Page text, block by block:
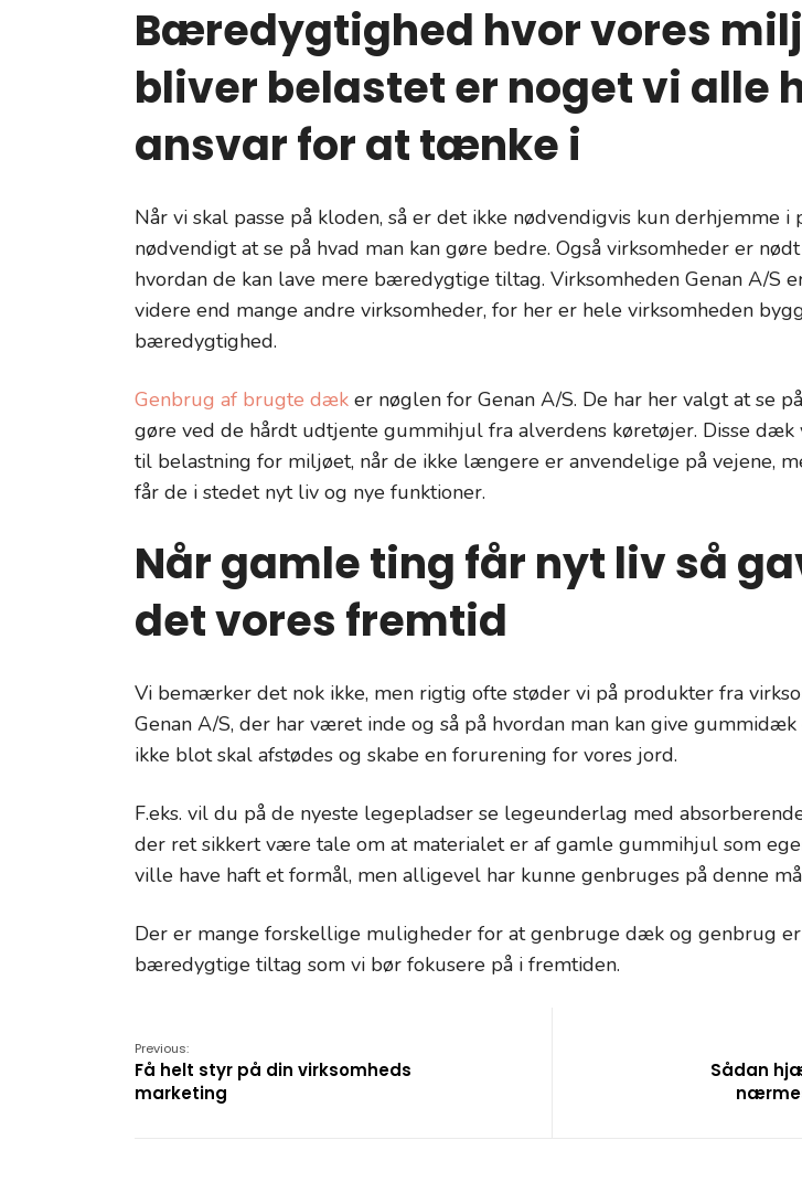
Bæredygtighed hvor vores
bliver belastet er noget vi alle
ansvar for at tænke i
Når vi skal passe på kloden, så er det ikke nødvendigvis kun derhjemme i
nødvendigt at se på hvad man kan gøre bedre. Også virksomheder er
hvordan de kan lave mere bæredygtige tiltag. Virksomheden Genan A/S
videre end mange andre virksomheder, for her er hele virksomheden
bæredygtighed.
Genbrug af brugte dæk er nøglen for Genan A/S. De har her valgt at se
gøre ved de hårdt udtjente gummihjul fra alverdens køretøjer. Disse
til belastning for miljøet, når de ikke længere er anvendelige på vejene,
får de i stedet nyt liv og nye funktioner.
Når gamle ting får nyt liv så
det vores fremtid
Vi bemærker det nok ikke, men rigtig ofte støder vi på produkter fra
Genan A/S, der har været inde og så på hvordan man kan give gummidæk
ikke blot skal afstødes og skabe en forurening for vores jord.
F.eks. vil du på de nyeste legepladser se legeunderlag med
der ret sikkert være tale om at materialet er af gamle gummihjul som
ville have haft et formål, men alligevel har kunne genbruges på denne
Der er mange forskellige muligheder for at genbruge dæk og genbrug
bæredygtige tiltag som vi bør fokusere på i fremtiden.
Previous:
Få helt styr på din virksomheds
marketing
Sådan